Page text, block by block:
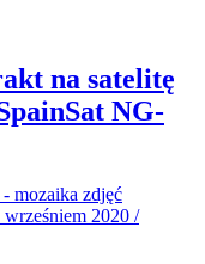
na satelitę
NG-